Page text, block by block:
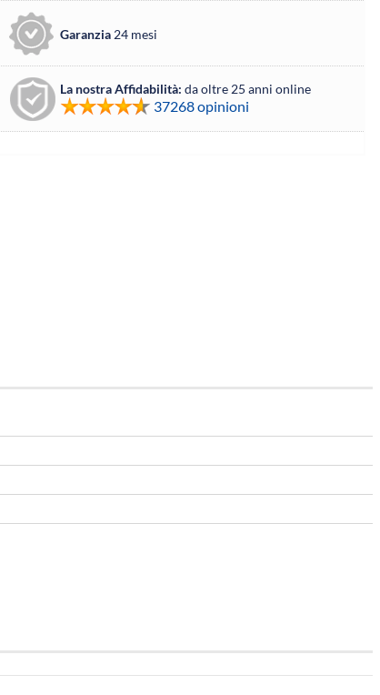
Garanzia24 mesi
La nostra Affidabilità: da oltre 25 anni online
37268 opinioni